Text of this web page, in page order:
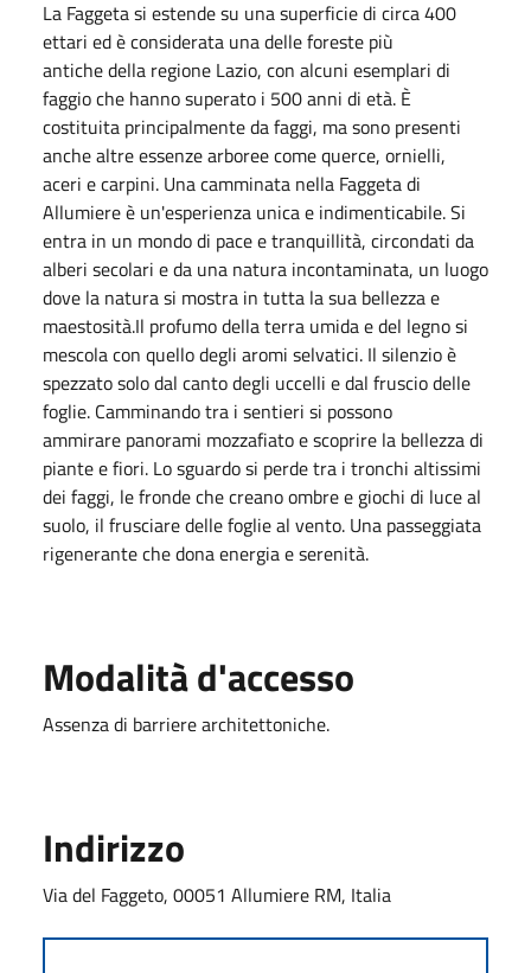
La Faggeta si estende su una superficie di circa 400
ettari ed è considerata una delle foreste più
antiche della regione Lazio, con alcuni esemplari di
faggio che hanno superato i 500 anni di età. È
costituita principalmente da faggi, ma sono presenti
anche altre essenze arboree come querce, ornielli,
aceri e carpini. Una camminata nella Faggeta di
Allumiere è un'esperienza unica e indimenticabile. Si
entra in un mondo di pace e tranquillità, circondati da
alberi secolari e da una natura incontaminata, un luogo
dove la natura si mostra in tutta la sua bellezza e
maestosità.Il profumo della terra umida e del legno si
mescola con quello degli aromi selvatici. Il silenzio è
spezzato solo dal canto degli uccelli e dal fruscio delle
foglie. Camminando tra i sentieri si possono
ammirare panorami mozzafiato e scoprire la bellezza di
piante e fiori. Lo sguardo si perde tra i tronchi altissimi
dei faggi, le fronde che creano ombre e giochi di luce al
suolo, il frusciare delle foglie al vento. Una passeggiata
rigenerante che dona energia e serenità.
Modalità d'accesso
Assenza di barriere architettoniche.
Indirizzo
Via del Faggeto, 00051 Allumiere RM, Italia